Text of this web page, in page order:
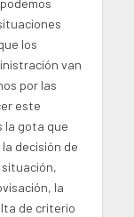
los
van
por las
este
la gota que
decisión de
la
de criterio